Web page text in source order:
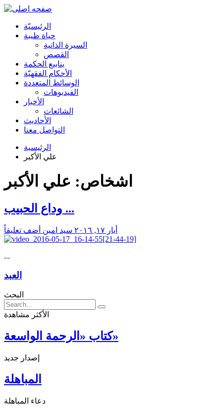
الرئیسیّة
حياة طيبة
السيرة الذاتية
القصص
ينابيع الحكمة
الأحکام الفقهیّة
الوسائط المتعددة
الفیدیوهات
الأخبار
الشائعات
الأحادیث
التواصل معنا
الرئيسية
علي الأكبر
اشخاص: علي الأكبر
وداع الحبيب ...
أيار ١٧, ٢٠١٦ سید امین أضف تعليقاً
...
العبد
البحث
الأكثر مشاهدة
كتاب «الرحمة الواسعة»
إصدار جديد
المباهلة
دعاء المباهلة